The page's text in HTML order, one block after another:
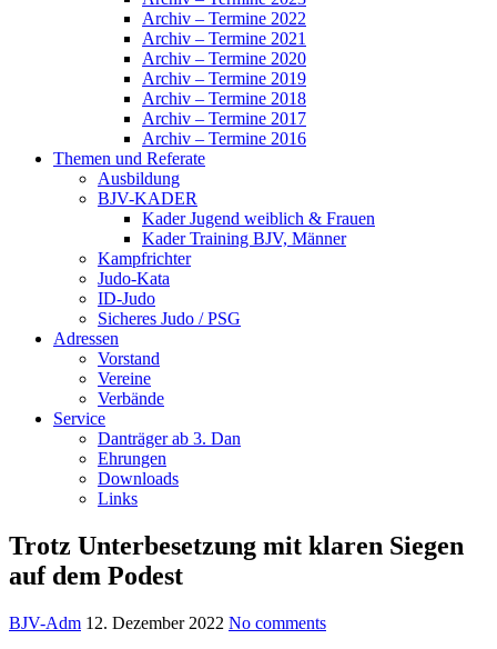
Archiv – Termine 2022
Archiv – Termine 2021
Archiv – Termine 2020
Archiv – Termine 2019
Archiv – Termine 2018
Archiv – Termine 2017
Archiv – Termine 2016
Themen und Referate
Ausbildung
BJV-KADER
Kader Jugend weiblich & Frauen
Kader Training BJV, Männer
Kampfrichter
Judo-Kata
ID-Judo
Sicheres Judo / PSG
Adressen
Vorstand
Vereine
Verbände
Service
Danträger ab 3. Dan
Ehrungen
Downloads
Links
Trotz Unterbesetzung mit klaren Siegen
auf dem Podest
BJV-Adm 12. Dezember 2022 No comments